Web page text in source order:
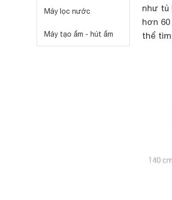
Máy lọc nước
Máy tạo ẩm - hút ẩm
như tủ
hơn
thể